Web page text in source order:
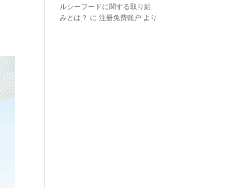
ルシーフードに関する取り組
みとは？ に注册免费账户 より